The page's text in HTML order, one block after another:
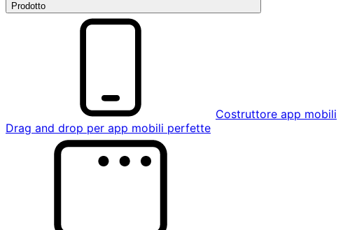
Prodotto
Costruttore app mobili
Drag and drop per app mobili perfette